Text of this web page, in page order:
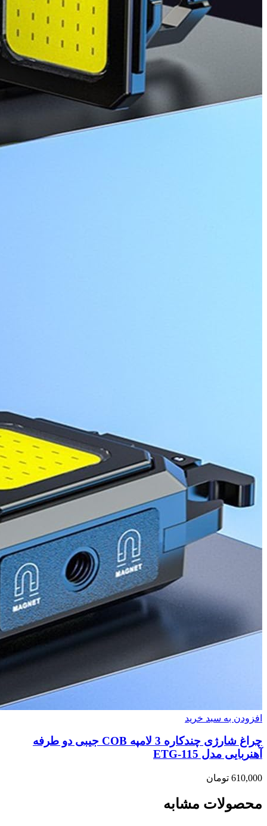
افزودن به سبد خرید
چراغ شارژی چندکاره 3 لامپه COB جیبی دو طرفه
آهنربایی مدل ETG-115
610,000 تومان
محصولات مشابه